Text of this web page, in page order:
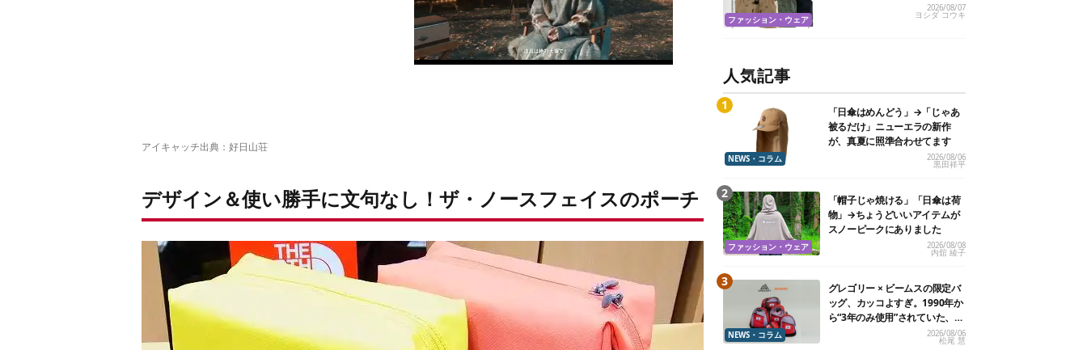
アイキャッチ出典： 好日山荘
デザイン＆使い勝手に文句なし！ザ・ノースフェイスのポーチ
ファッション・ウェア
2026/08/07
ヨシダ コウキ
人気記事
NEWS・コラム
「日傘はめんどう」→「じゃあ
被るだけ」ニューエラの新作
が、真夏に照準合わせてます
2026/08/06
黒田祥平
ファッション・ウェア
「帽子じゃ焼ける」「日傘は荷
物」→ちょうどいいアイテムが
スノーピークにありました
2026/08/08
内舘 綾子
NEWS・コラム
グレゴリー × ビームスの限定バ
ッグ、カッコよすぎ。1990年か
ら“3年のみ使用”されていた、紫
2026/08/06
松尾 慧